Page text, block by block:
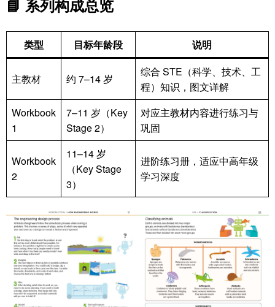
📘 系列构成总览
类型 目标年龄段 说明
主教材 约 7–14 岁
综合 STE（科学、技术、工
程）知识，图文详解
Workbook
1
7–11 岁（Key
Stage 2）
对应主教材内容进行练习与
巩固
Workbook
2
11–14 岁
（Key Stage
3）
进阶练习册，适应中高年级
学习深度